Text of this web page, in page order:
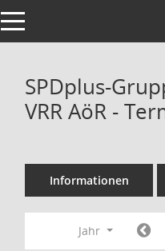
Toggle navigation
SPDplus-
VRR AöR -
Informationen
Jahr